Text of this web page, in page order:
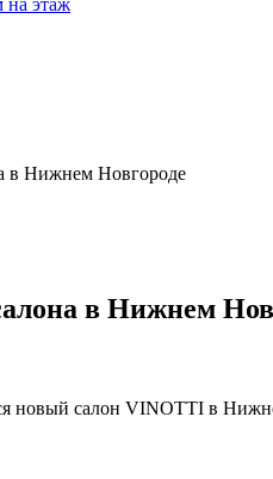
на этаж
в Нижнем Новгороде
в Нижнем
новый салон VINOTTI в